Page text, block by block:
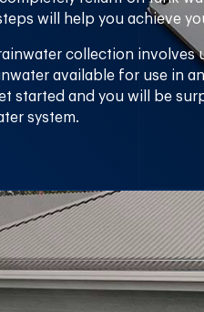
will help you achieve
collection involves
available for use in
started and you will be
system.